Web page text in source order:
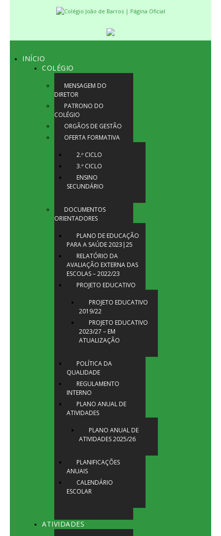
INÍCIO
COLÉGIO
MENSAGEM DO
DIRETOR
PATRONO DO
COLÉGIO
ORGÃOS DE GESTÃO
OFERTA FORMATIVA
2.º CICLO
3.º CICLO
ENSINO
SECUNDÁRIO
DOCUMENTOS
ORIENTADORES
PLANO DE EDUCAÇÃO
PARA A SAÚDE 2023|25
RELATÓRIO DA
AVALIAÇÃO EXTERNA DAS
ESCOLAS – 2022/23
PROJETO EDUCATIVO
PROJETO EDUCATIVO
2019/22
PROJETO EDUCATIVO
2023/27 – EM
ATUALIZAÇÃO
POLÍTICA DA
QUALIDADE
REGULAMENTO
INTERNO
PLANO ANUAL DE
ATIVIDADES
PLANO ANUAL DE
ATIVIDADES 2025/26
PLANIFICAÇÕES
ANUAIS
CALENDÁRIO
ESCOLAR
ATIVIDADES